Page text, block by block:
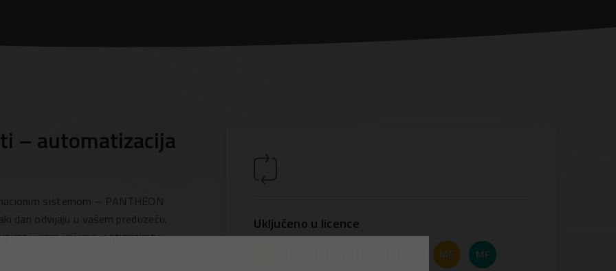
– automatizacija
sistemom – PANTHEON
dan odvijaju u vašem preduzeću.
vam vrijeme, optimizirate,
Uključeno u licence